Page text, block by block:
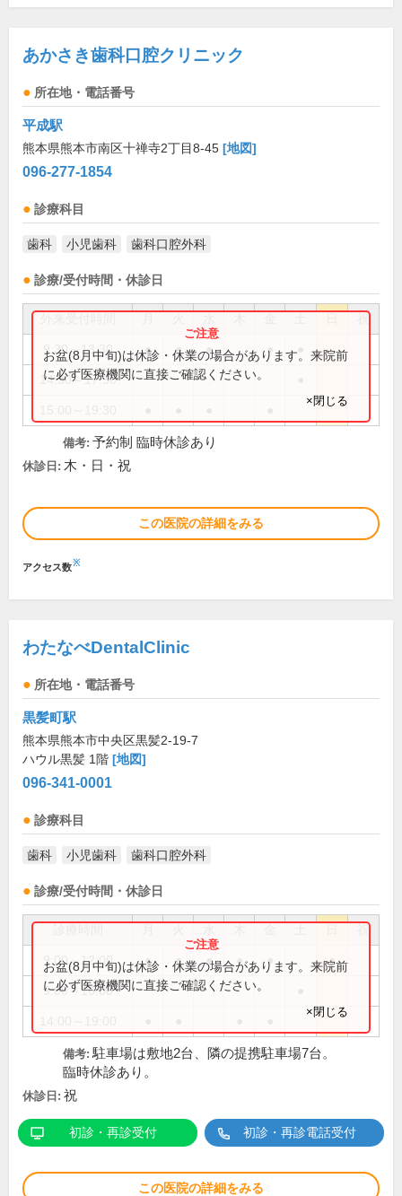
あかさき歯科口腔クリニック
所在地・電話番号
平成駅
熊本県熊本市南区十禅寺2丁目8-45 [地図]
096-277-1854
診療科目
歯科 小児歯科 歯科口腔外科
診療/受付時間・休診日
祝
9:30～13:30 ● ● ● ●
14:30～17:30
お盆(8月中旬)は休診・休業の場合があります。来院前
に必ず医療機関に直接ご確認ください。
×閉じる
備考: 予約制 臨時休診あり
休診日: 木・日・祝
この医院の詳細をみる
アクセス数※
わたなべDentalClinic
所在地・電話番号
黒髪町駅
熊本県熊本市中央区黒髪2-19-7
ハウル黒髪 1階 [地図]
096-341-0001
診療科目
歯科 小児歯科 歯科口腔外科
診療/受付時間・休診日
祝
9:00～12:00 ● ● ● ● ● ●
9:00～16:00
お盆(8月中旬)は休診・休業の場合があります。来院前
に必ず医療機関に直接ご確認ください。
×閉じる
備考: 駐車場は敷地2台、隣の提携駐車場7台。
臨時休診あり。
休診日: 祝
初診・再診受付 初診・再診電話受付
この医院の詳細をみる